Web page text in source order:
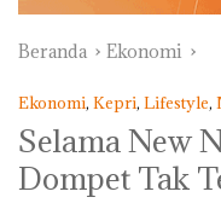
Beranda Ekonomi
Ekonomi, Kepri, Lifestyle,
Selama New
Dompet Tak